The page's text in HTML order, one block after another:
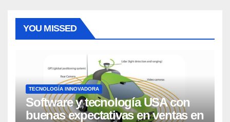
YOU MISSED
TECNOLOGÍA INNOVADORA
Software y tecnología USA con
buenas expectativas en ventas en